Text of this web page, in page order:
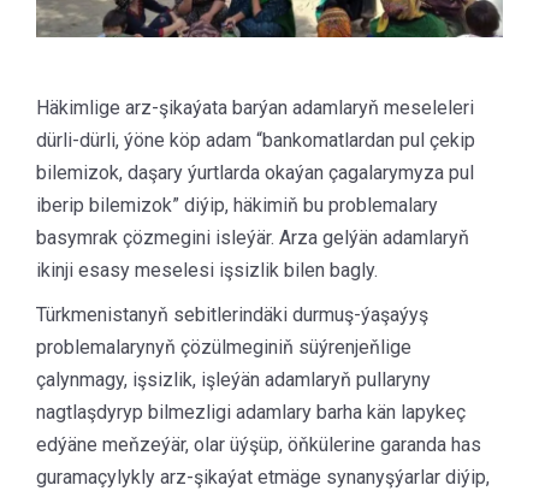
Häkimlige arz-şikaýata barýan adamlaryň meseleleri
dürli-dürli, ýöne köp adam “bankomatlardan pul çekip
bilemizok, daşary ýurtlarda okaýan çagalarymyza pul
iberip bilemizok” diýip, häkimiň bu problemalary
basymrak çözmegini isleýär. Arza gelýän adamlaryň
ikinji esasy meselesi işsizlik bilen bagly.
Türkmenistanyň sebitlerindäki durmuş-ýaşaýyş
problemalarynyň çözülmeginiň süýrenjeňlige
çalynmagy, işsizlik, işleýän adamlaryň pullaryny
nagtlaşdyryp bilmezligi adamlary barha kän lapykeç
edýäne meňzeýär, olar üýşüp, öňkülerine garanda has
guramaçylykly arz-şikaýat etmäge synanyşýarlar diýip,